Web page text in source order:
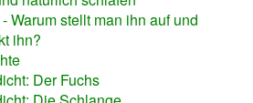
Warum stellt man ihn auf und
ihn?
Der Fuchs